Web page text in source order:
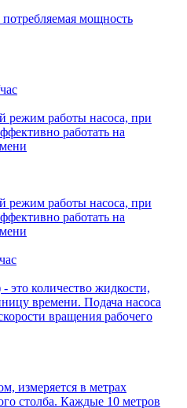
мощность
работы насоса, при
работать на
работы насоса, при
работать на
это количество жидкости,
времени. Подача насоса
вращения рабочего
измеряется в метрах
столба. Каждые 10 метров